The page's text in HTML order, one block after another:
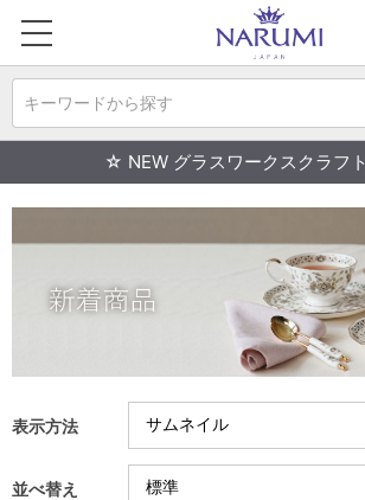
キーワードから探す
☆ NEW グラスワークスクラフ
表示方法
並べ替え